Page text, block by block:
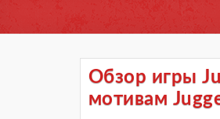
Обзор игры
мотивам